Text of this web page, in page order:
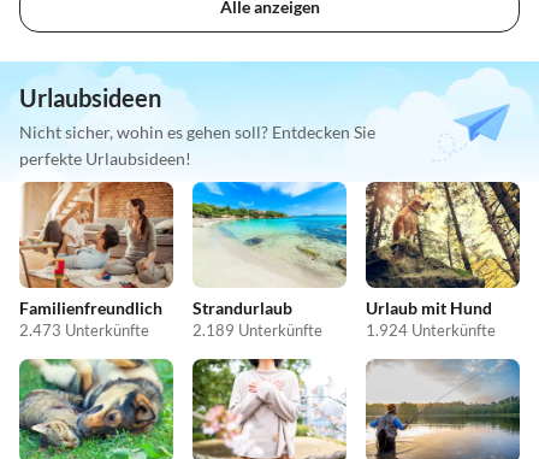
Alle anzeigen
Urlaubsideen
Nicht sicher, wohin es gehen soll? Entdecken Sie
perfekte Urlaubsideen!
Familienfreundlich
2.473 Unterkünfte
Strandurlaub
2.189 Unterkünfte
Urlaub mit Hund
1.924 Unterkünfte